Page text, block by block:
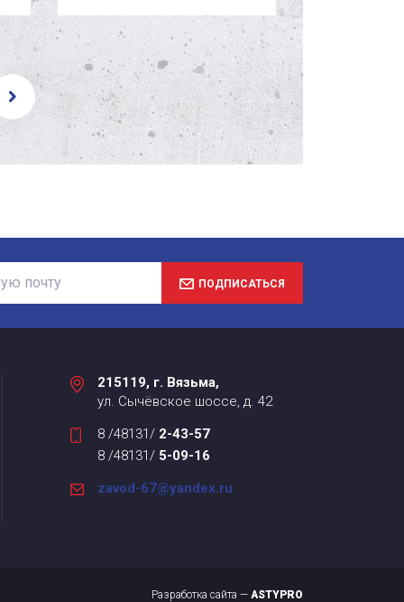
ПОДПИСАТЬСЯ
215119, г. Вязьма,
ул. Сычёвское шоссе, д. 42
8 /48131/ 2-43-57
8 /48131/ 5-09-16
zavod-67@yandex.ru
Разработка сайта — ASTYPRO